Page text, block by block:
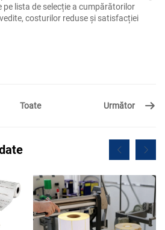
lista de selecție a cumpărătorilor
costurilor reduse și satisfacției
Toate Următor